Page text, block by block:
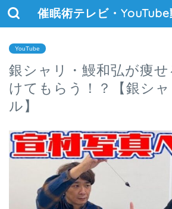
催眠術テレビ・
YouTube
銀シャリ・鰻和弘が痩
けてもらう！？【銀シ
ル】